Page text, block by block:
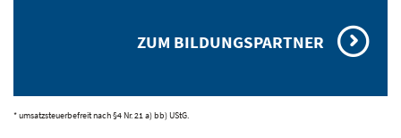
ZUM BILDUNGSPARTNER
* umsatzsteuerbefreit nach §4 Nr. 21 a) bb) UStG.